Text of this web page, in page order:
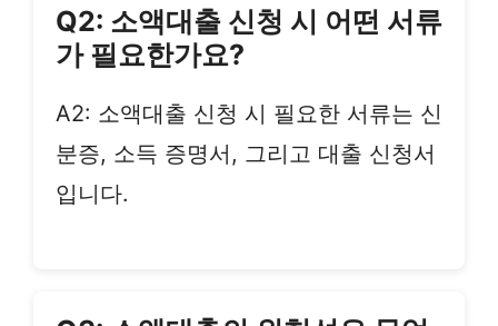
Q2: 소액대출 신청 시 어떤 서류
가 필요한가요?
A2: 소액대출 신청 시 필요한 서류는 신
분증, 소득 증명서, 그리고 대출 신청서
입니다.